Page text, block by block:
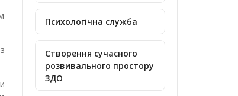
Психологічна служба
Створення сучасного
розвивального простору
ЗДО